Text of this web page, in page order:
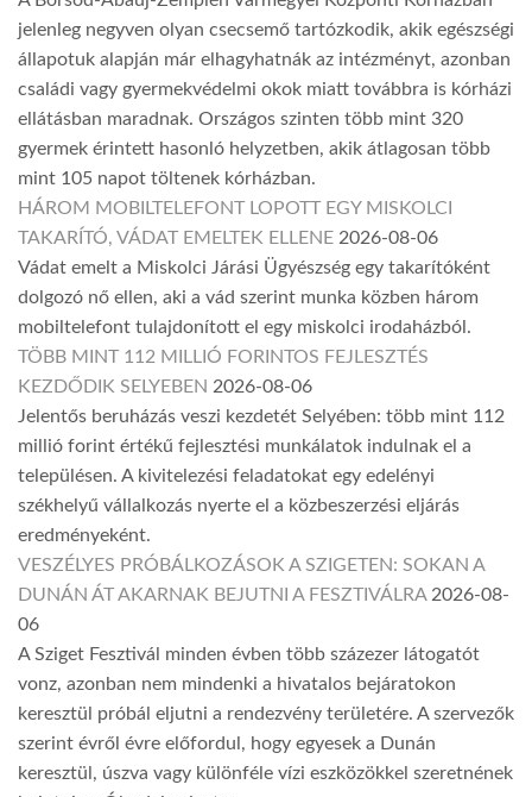
jelenleg negyven olyan csecsemő tartózkodik, akik egészségi
állapotuk alapján már elhagyhatnák az intézményt, azonban
családi vagy gyermekvédelmi okok miatt továbbra is kórházi
ellátásban maradnak. Országos szinten több mint 320
gyermek érintett hasonló helyzetben, akik átlagosan több
mint 105 napot töltenek kórházban.
HÁROM MOBILTELEFONT LOPOTT EGY MISKOLCI
TAKARÍTÓ, VÁDAT EMELTEK ELLENE 2026-08-06
Vádat emelt a Miskolci Járási Ügyészség egy takarítóként
dolgozó nő ellen, aki a vád szerint munka közben három
mobiltelefont tulajdonított el egy miskolci irodaházból.
TÖBB MINT 112 MILLIÓ FORINTOS FEJLESZTÉS
KEZDŐDIK SELYEBEN 2026-08-06
Jelentős beruházás veszi kezdetét Selyében: több mint 112
millió forint értékű fejlesztési munkálatok indulnak el a
településen. A kivitelezési feladatokat egy edelényi
székhelyű vállalkozás nyerte el a közbeszerzési eljárás
eredményeként.
VESZÉLYES PRÓBÁLKOZÁSOK A SZIGETEN: SOKAN A
DUNÁN ÁT AKARNAK BEJUTNI A FESZTIVÁLRA 2026-08-
06
A Sziget Fesztivál minden évben több százezer látogatót
vonz, azonban nem mindenki a hivatalos bejáratokon
keresztül próbál eljutni a rendezvény területére. A szervezők
szerint évről évre előfordul, hogy egyesek a Dunán
keresztül, úszva vagy különféle vízi eszközökkel szeretnének